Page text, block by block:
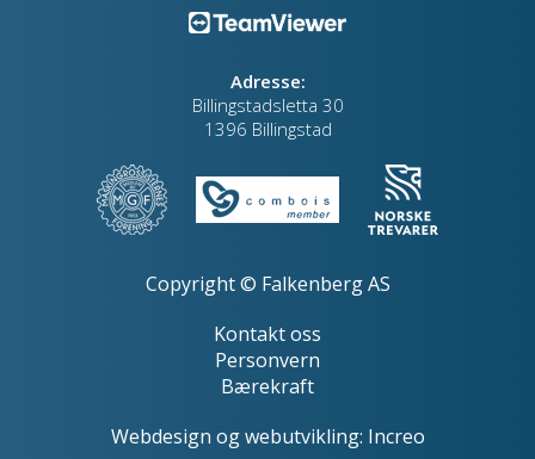
Adresse:
Billingstadsletta 30
1396 Billingstad
Copyright © Falkenberg AS
Kontakt oss
Personvern
Bærekraft
Webdesign ogwebutvikling: Increo